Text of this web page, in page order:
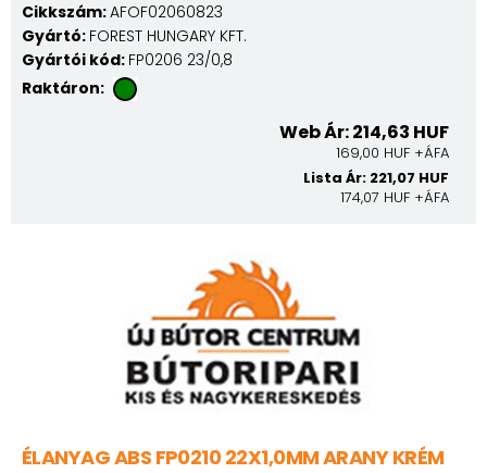
Cikkszám:AFOF02060823
Gyártó: FOREST HUNGARY KFT.
Gyártói kód: FP0206 23/0,8
Raktáron:
Web Ár: 214,63 HUF
169,00 HUF +ÁFA
Lista Ár: 221,07 HUF
174,07 HUF +ÁFA
ÉLANYAG ABS FP0210 22X1,0MM ARANY KRÉM